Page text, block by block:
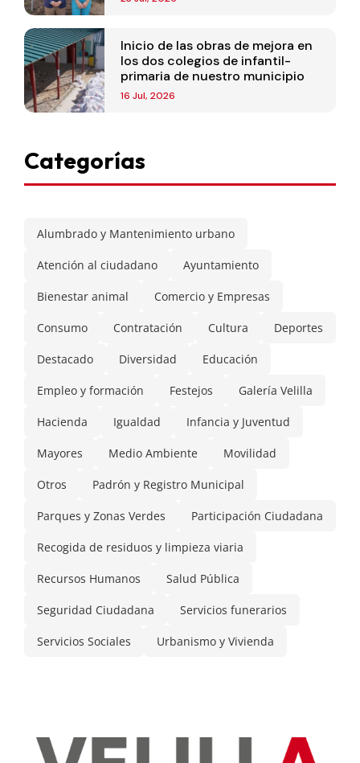
Inicio de las obras de mejora en
los dos colegios de infantil-
primaria de nuestro municipio
16 Jul, 2026
Categorías
Alumbrado y Mantenimiento urbano
Atención al ciudadano Ayuntamiento
Bienestar animal Comercio y Empresas
Consumo Contratación Cultura Deportes
Destacado Diversidad Educación
Empleo y formación Festejos Galería Velilla
Hacienda Igualdad Infancia y Juventud
Mayores Medio Ambiente Movilidad
Otros Padrón y Registro Municipal
Parques y Zonas Verdes Participación Ciudadana
Recogida de residuos y limpieza viaria
Recursos Humanos Salud Pública
Seguridad Ciudadana Servicios funerarios
Servicios Sociales Urbanismo y Vivienda